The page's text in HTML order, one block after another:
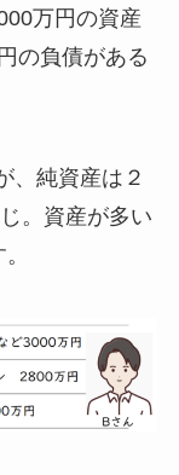
万円の資産
の負債がある
、純資産は２
。資産が多い